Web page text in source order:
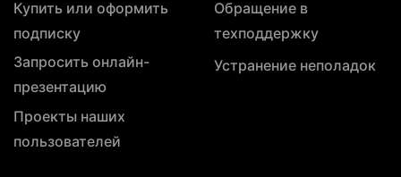
Купить или оформить
подписку
Запросить онлайн-
презентацию
Проекты наших
пользователей
Обращение в
техподдержку
Устранение неполадок